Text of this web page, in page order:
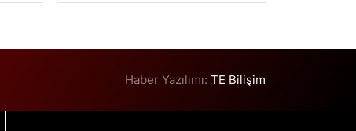
Haber Yazılımı:TE Bilişim